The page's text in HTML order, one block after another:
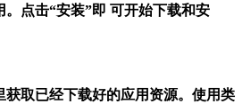
点击“安装”即 可开始下载和安
获取已经下载好的应用资源。使用类